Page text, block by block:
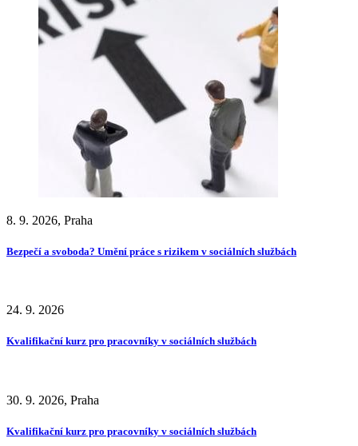
8. 9. 2026, Praha
Bezpečí a svoboda? Umění práce s rizikem v sociálních službách
24. 9. 2026
Kvalifikační kurz pro pracovníky v sociálních službách
30. 9. 2026, Praha
Kvalifikační kurz pro pracovníky v sociálních službách